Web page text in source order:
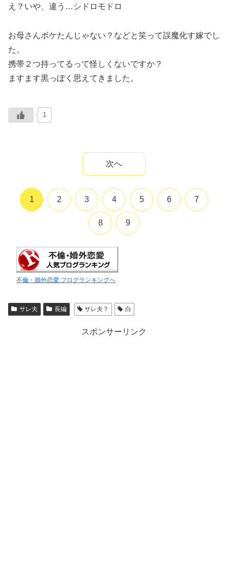
え？いや、違う…シドロモドロ
お母さんボケたんじゃない？などと笑って誤魔化す嫁でし
た。
携帯２つ持ってるって怪しくないですか？
ますます黒っぽく思えてきました。
1
次へ
1 2 3 4 5 6 7
8 9
不倫・婚外恋愛 ブログランキングへ
サレ夫 長編 サレ夫？ 白
スポンサーリンク